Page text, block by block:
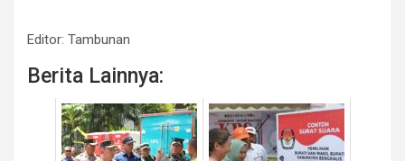
Editor: Tambunan
Berita Lainnya: